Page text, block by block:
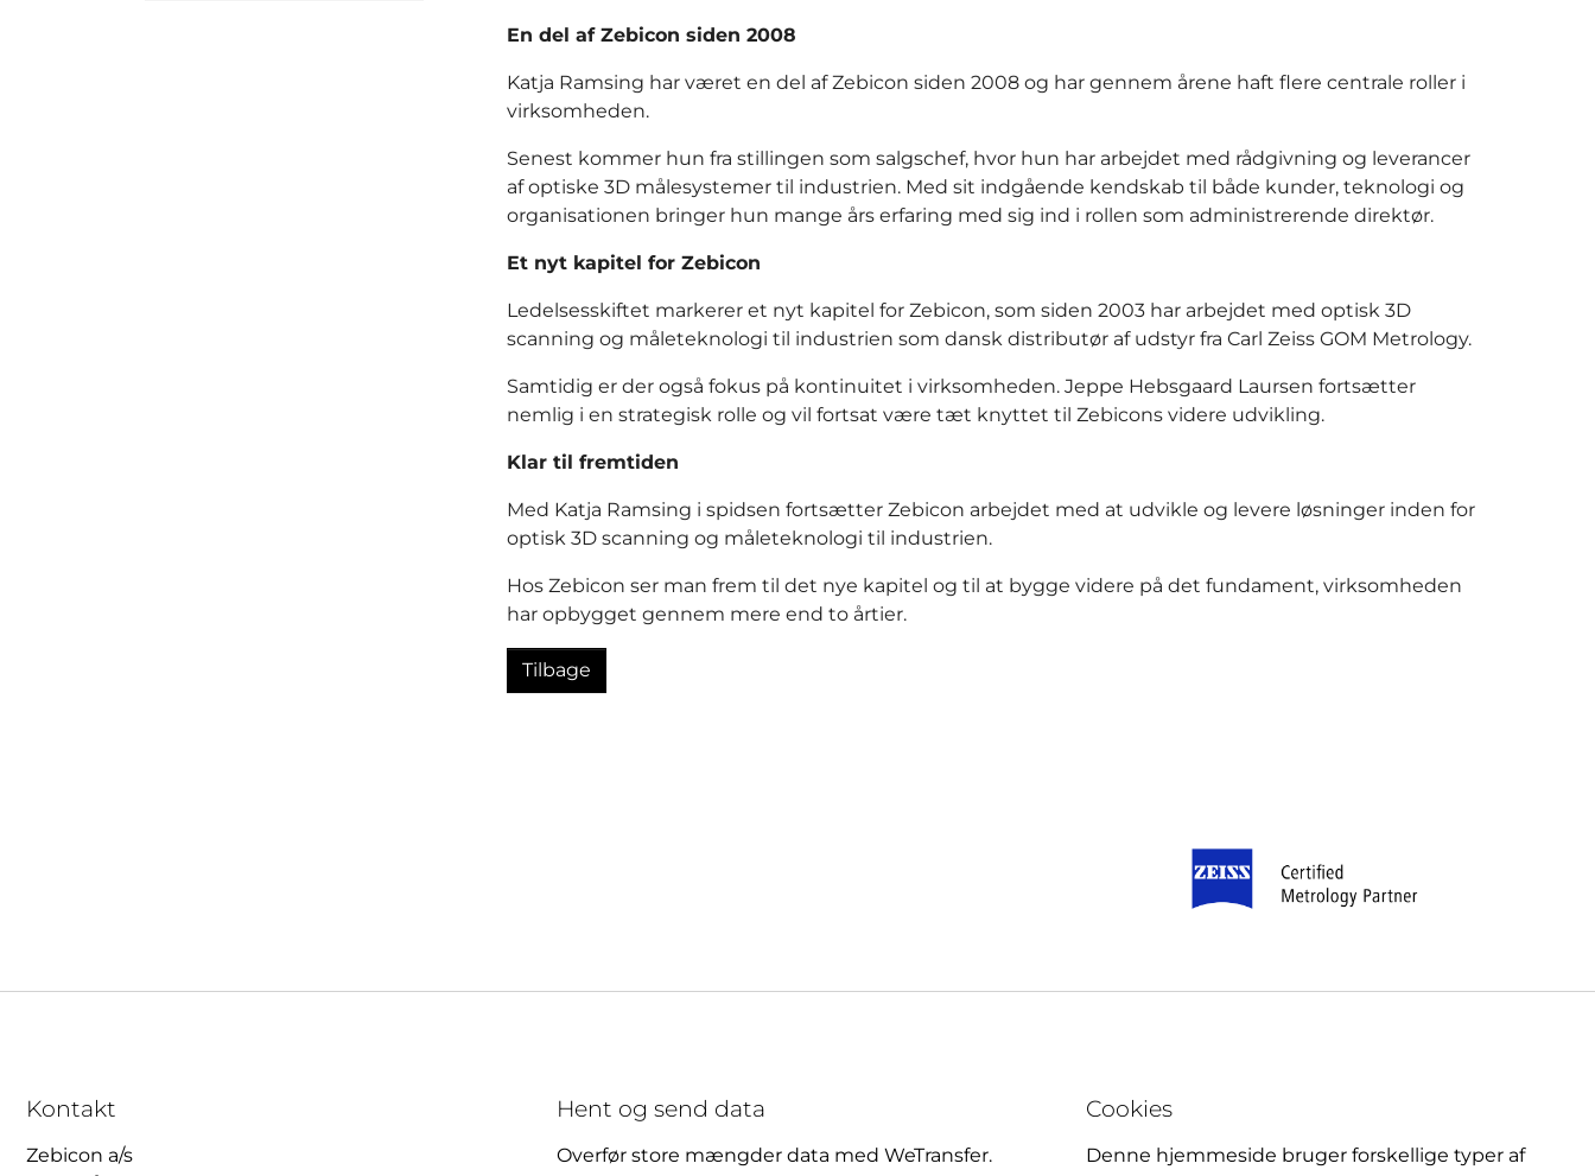
En del af Zebicon siden 2008
Katja Ramsing har været en del af Zebicon siden 2008 og har gennem årene haft flere centrale roller i
virksomheden.
Senest kommer hun fra stillingen som salgschef, hvor hun har arbejdet med rådgivning og leverancer
af optiske 3D målesystemer til industrien. Med sit indgående kendskab til både kunder, teknologi og
organisationen bringer hun mange års erfaring med sig ind i rollen som administrerende direktør.
Et nyt kapitel for Zebicon
Ledelsesskiftet markerer et nyt kapitel for Zebicon, som siden 2003 har arbejdet med optisk 3D
scanning og måleteknologi til industrien som dansk distributør af udstyr fra Carl Zeiss GOM Metrology.
Samtidig er der også fokus på kontinuitet i virksomheden. Jeppe Hebsgaard Laursen fortsætter
nemlig i en strategisk rolle og vil fortsat være tæt knyttet til Zebicons videre udvikling.
Klar til fremtiden
Med Katja Ramsing i spidsen fortsætter Zebicon arbejdet med at udvikle og levere løsninger inden for
optisk 3D scanning og måleteknologi til industrien.
Hos Zebicon ser man frem til det nye kapitel og til at bygge videre på det fundament, virksomheden
har opbygget gennem mere end to årtier.
Tilbage
Kontakt
Zebicon a/s
Hent og send data
Overfør store mængder data med WeTransfer.
Cookies
Denne hjemmeside bruger forskellige typer af